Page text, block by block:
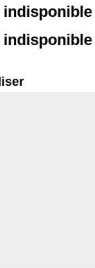
indisponible
indisponible